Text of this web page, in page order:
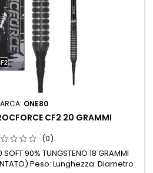
ONE80
CF2 20 GRAMMI
(0)
SOFT 90% TUNGSTENO 18 GRAMMI
Peso: Lunghezza: Diametro